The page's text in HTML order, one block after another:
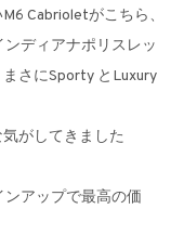
Cabrioletがこちら、
ンディアナポリスレッ
さにSporty とLuxury
がしてきました
アップで最高の価